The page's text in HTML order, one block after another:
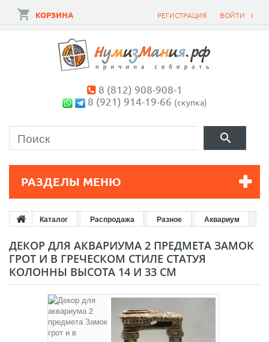
ВОЙТИ
РЕГИСТРАЦИЯ
КОРЗИНА
8 (812) 908-908-1
8 (921) 914-19-66 (скупка)
РАЗДЕЛЫ МЕНЮ
Каталог Распродажа Разное Аквариум
ДЕКОР ДЛЯ АКВАРИУМА 2 ПРЕДМЕТА ЗАМОК
ГРОТ И В ГРЕЧЕСКОМ СТИЛЕ СТАТУЯ
КОЛОННЫ ВЫСОТА 14 И 33 СМ